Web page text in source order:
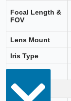
Focal Length &
FOV
Lens Mount
Iris Type
DORI